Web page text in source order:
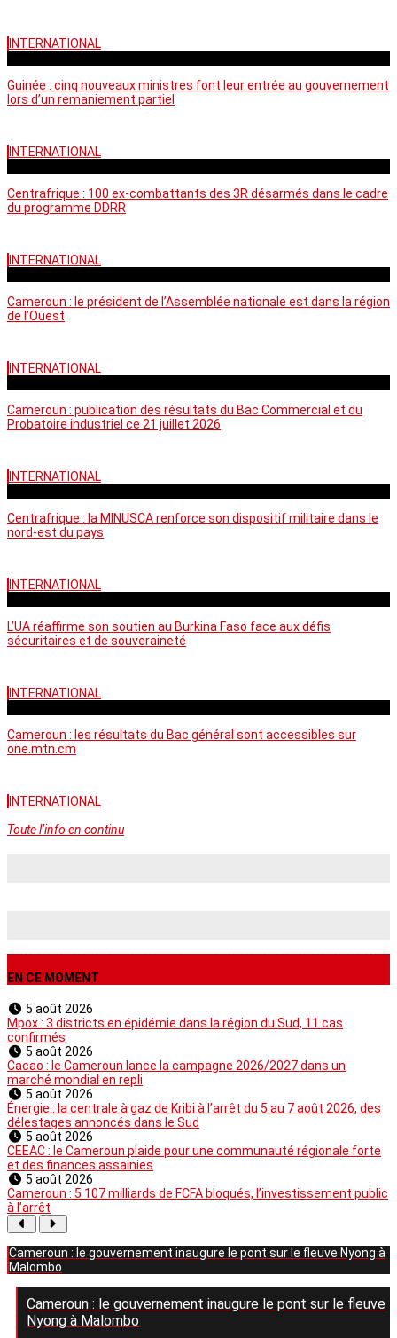
INTERNATIONAL
Guinée : cinq nouveaux ministres font leur entrée au gouvernement
lors d’un remaniement partiel
INTERNATIONAL
Centrafrique : 100 ex-combattants des 3R désarmés dans le cadre
du programme DDRR
INTERNATIONAL
Cameroun : le président de l’Assemblée nationale est dans la région
de l’Ouest
INTERNATIONAL
Cameroun : publication des résultats du Bac Commercial et du
Probatoire industriel ce 21 juillet 2026
INTERNATIONAL
Centrafrique : la MINUSCA renforce son dispositif militaire dans le
nord-est du pays
INTERNATIONAL
L’UA réaffirme son soutien au Burkina Faso face aux défis
sécuritaires et de souveraineté
INTERNATIONAL
Cameroun : les résultats du Bac général sont accessibles sur
one.mtn.cm
INTERNATIONAL
Toute l’info en continu
EN CE MOMENT
5 août 2026
Mpox : 3 districts en épidémie dans la région du Sud, 11 cas
confirmés
5 août 2026
Cacao : le Cameroun lance la campagne 2026/2027 dans un
marché mondial en repli
5 août 2026
Énergie : la centrale à gaz de Kribi à l’arrêt du 5 au 7 août 2026, des
délestages annoncés dans le Sud
5 août 2026
CEEAC : le Cameroun plaide pour une communauté régionale forte
et des finances assainies
5 août 2026
Cameroun : 5 107 milliards de FCFA bloqués, l’investissement public
à l’arrêt
Cameroun : le gouvernement inaugure le pont sur le fleuve Nyong à
Malombo
Cameroun : le gouvernement inaugure le pont sur le fleuve
Nyong à Malombo